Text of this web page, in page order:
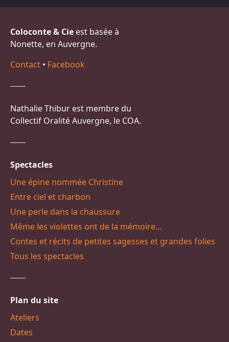
Coloconte & Cie est basée à
Nonette, en Auvergne.
Contact • Facebook
Nathalie Thibur est membre du
Collectif Oralité Auvergne, le COA.
Spectacles
Une épine nommée Christine
Entre ciel et charbon
Une perle dans la chaussure
Même les violettes ont de la mémoire…
Contes et récits de petites sagesses et grandes folies
Tous les spectacles
Plan du site
Ateliers
Dates